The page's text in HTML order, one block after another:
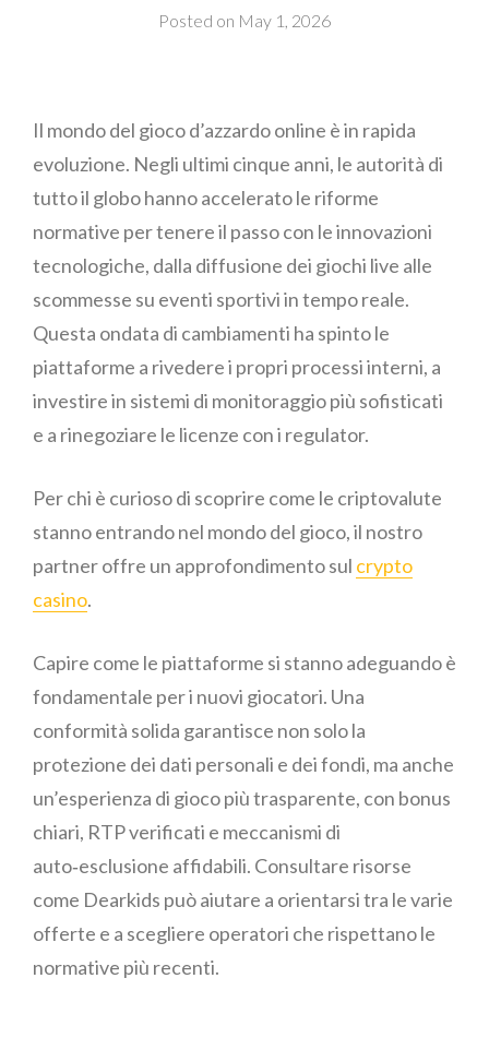
Posted on May 1, 2026
Il mondo del gioco d’azzardo online è in rapida
evoluzione. Negli ultimi cinque anni, le autorità di
tutto il globo hanno accelerato le riforme
normative per tenere il passo con le innovazioni
tecnologiche, dalla diffusione dei giochi live alle
scommesse su eventi sportivi in tempo reale.
Questa ondata di cambiamenti ha spinto le
piattaforme a rivedere i propri processi interni, a
investire in sistemi di monitoraggio più sofisticati
e a rinegoziare le licenze con i regulator.
Per chi è curioso di scoprire come le criptovalute
stanno entrando nel mondo del gioco, il nostro
partner offre un approfondimento sul crypto
casino.
Capire come le piattaforme si stanno adeguando è
fondamentale per i nuovi giocatori. Una
conformità solida garantisce non solo la
protezione dei dati personali e dei fondi, ma anche
un’esperienza di gioco più trasparente, con bonus
chiari, RTP verificati e meccanismi di
auto‑esclusione affidabili. Consultare risorse
come Dearkids può aiutare a orientarsi tra le varie
offerte e a scegliere operatori che rispettano le
normative più recenti.